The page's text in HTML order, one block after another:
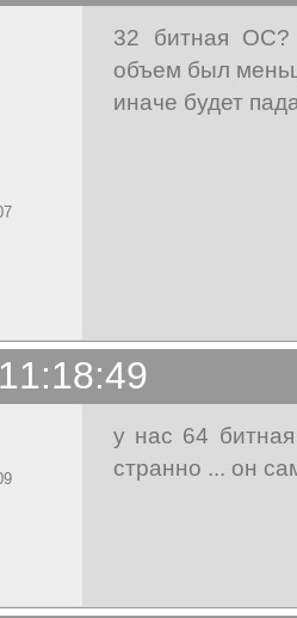
32 битная ОС?
объем был
иначе будет
у нас 64
странно ... он